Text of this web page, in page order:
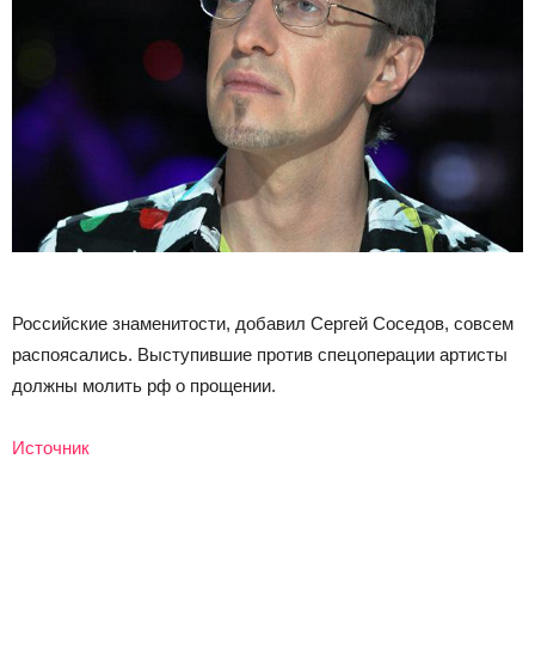
Российские знаменитости, добавил Сергей Соседов, совсем
распоясались. Выступившие против спецоперации артисты
должны молить рф о прощении.
Источник